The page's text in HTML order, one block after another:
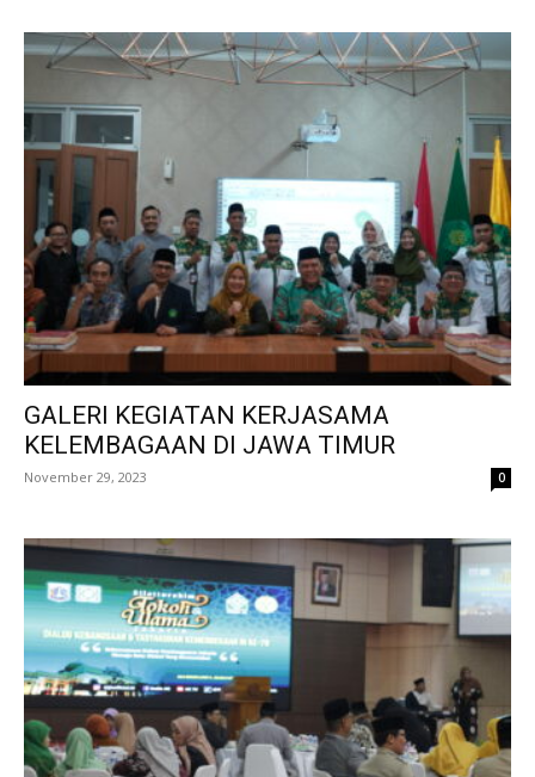
GALERI KEGIATAN KERJASAMA
KELEMBAGAAN DI JAWA TIMUR
November 29, 2023 0